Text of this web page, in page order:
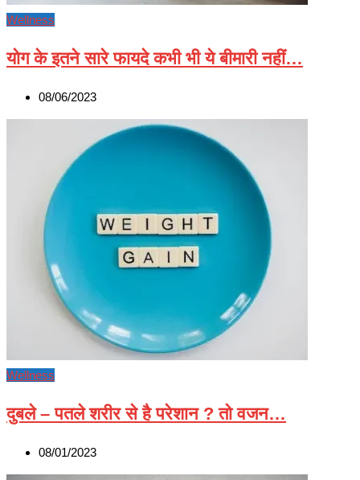
Wellness
योग के इतने सारे फायदे कभी भी ये बीमारी नहीं…
08/06/2023
Wellness
दुबले – पतले शरीर से है परेशान ? तो वजन…
08/01/2023